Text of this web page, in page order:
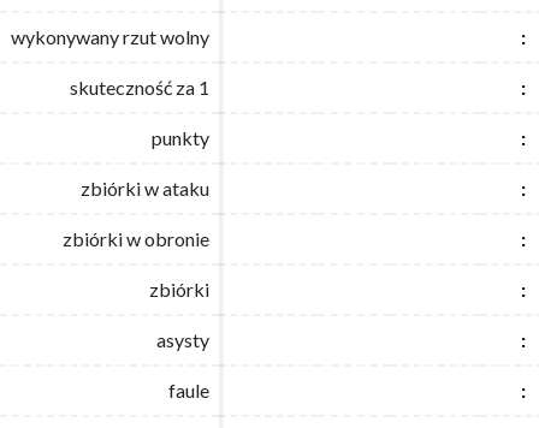
wykonywany rzut wolny :
skuteczność za 1 :
punkty :
zbiórki w ataku :
zbiórki w obronie :
zbiórki :
asysty :
faule :
wykonywany rzut wolny :
skuteczność za 1 :
punkty :
zbiórki w ataku :
zbiórki w obronie :
zbiórki :
asysty :
faule :